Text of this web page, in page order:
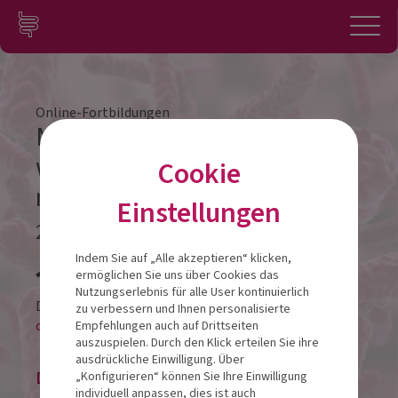
Zum Inhalt springen
Konto
Online-Fortbildungen
Magen-Darm Probleme
waren gestern. Aboca hilft –
natürlich !
25.03.2024
Diese Veranstaltung findet als
online-LIVESTREAM statt.
Die Veranstaltung ist beendet.
Cookie
Einstellungen
Indem Sie auf „Alle akzeptieren“ klicken,
ermöglichen Sie uns über Cookies das
Nutzungserlebnis für alle User kontinuierlich
zu verbessern und Ihnen personalisierte
Empfehlungen auch auf Drittseiten
auszuspielen. Durch den Klick erteilen Sie ihre
ausdrückliche Einwilligung. Über
„Konfigurieren“ können Sie Ihre Einwilligung
individuell anpassen, dies ist auch